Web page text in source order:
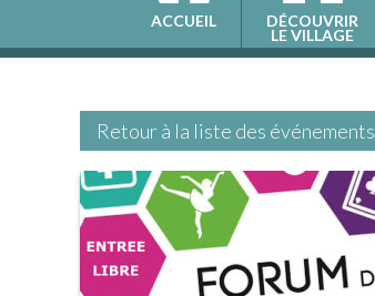
ACCUEIL DÉCOUVRIR
LE VILLAGE
Retour à la liste des événements